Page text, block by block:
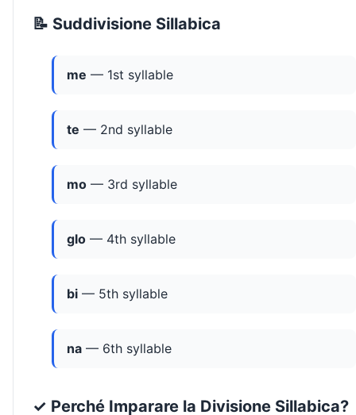
📝 Suddivisione Sillabica
me — 1st syllable
te — 2nd syllable
mo — 3rd syllable
glo — 4th syllable
bi — 5th syllable
na — 6th syllable
✓ Perché Imparare la Divisione Sillabica?